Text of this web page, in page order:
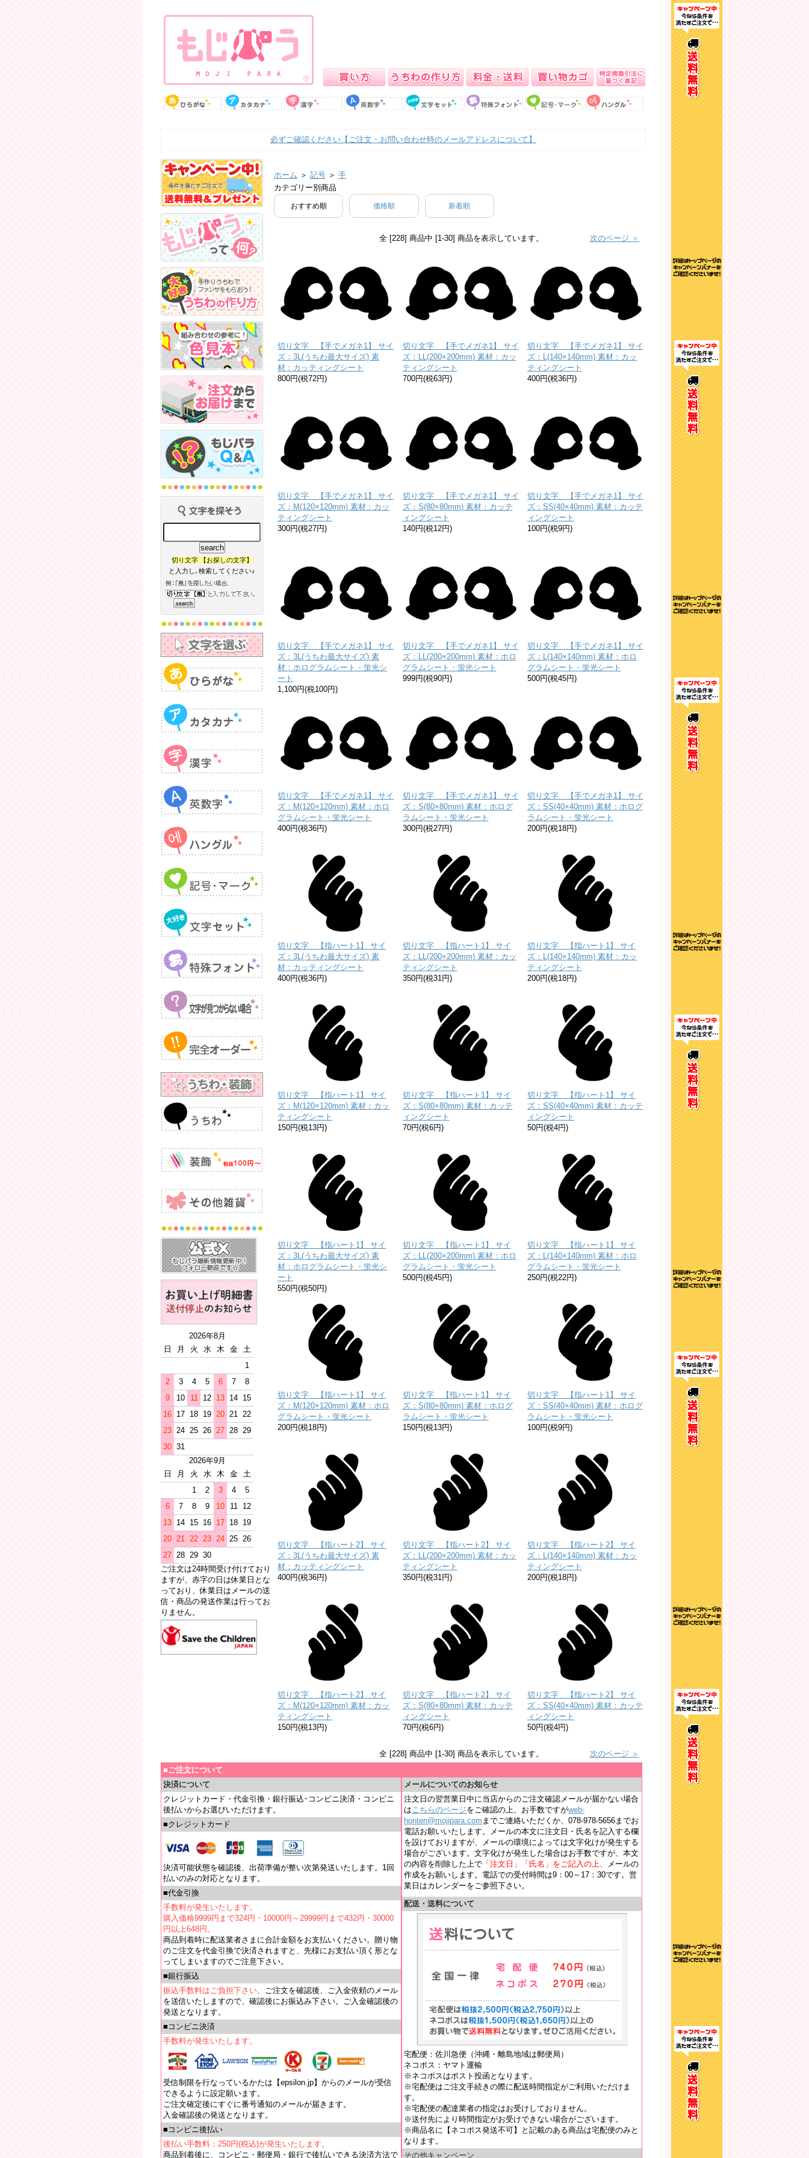
必ずご確認ください【ご注文・お問い合わせ時のメールアドレスについて】
切り文字 【お探しの文字】
と入力し､検索してください♪
2026年8月
日
月 火 水 木 金
土
1
2
3 4 5 6 7
8
9
10 11 12 13 14 15
16 17 18 19 20 21 22
23 24 25 26 27 28 29
30 31
2026年9月
日
月 火 水 木 金
土
1
2 3 4
5
6
7 8 9 10 11
12
13 14 15 16 17 18 19
20 21 22 23 24 25 26
27 28 29 30
ご注文は24時間受け付けており
ますが、赤字の日は休業日とな
っており、休業日はメールの送
信・商品の発送作業は行ってお
りません。
ホーム ＞ 記号 ＞ 手
カテゴリー別商品
おすすめ順 価格順 新着順
全 [228] 商品中 [1-30] 商品を表示しています。 次のページ ＞
切り文字 【手でメガネ1】 サイ
ズ：3L(うちわ最大サイズ) 素
材：カッティングシート
800円(税72円)
切り文字 【手でメガネ1】 サイ
ズ：LL(200×200mm) 素材：カッ
ティングシート
700円(税63円)
切り文字 【手でメガネ1】 サイ
ズ：L(140×140mm) 素材：カッ
ティングシート
400円(税36円)
切り文字 【手でメガネ1】 サイ
ズ：M(120×120mm) 素材：カッ
ティングシート
300円(税27円)
切り文字 【手でメガネ1】 サイ
ズ：S(80×80mm) 素材：カッテ
ィングシート
140円(税12円)
切り文字 【手でメガネ1】 サイ
ズ：SS(40×40mm) 素材：カッテ
ィングシート
100円(税9円)
切り文字 【手でメガネ1】 サイ
ズ：3L(うちわ最大サイズ) 素
材：ホログラムシート・蛍光シ
ート
1,100円(税100円)
切り文字 【手でメガネ1】 サイ
ズ：LL(200×200mm) 素材：ホロ
グラムシート・蛍光シート
999円(税90円)
切り文字 【手でメガネ1】 サイ
ズ：L(140×140mm) 素材：ホロ
グラムシート・蛍光シート
500円(税45円)
切り文字 【手でメガネ1】 サイ
ズ：M(120×120mm) 素材：ホロ
グラムシート・蛍光シート
400円(税36円)
切り文字 【手でメガネ1】 サイ
ズ：S(80×80mm) 素材：ホログ
ラムシート・蛍光シート
300円(税27円)
切り文字 【手でメガネ1】 サイ
ズ：SS(40×40mm) 素材：ホログ
ラムシート・蛍光シート
200円(税18円)
切り文字 【指ハート1】 サイ
ズ：3L(うちわ最大サイズ) 素
材：カッティングシート
400円(税36円)
切り文字 【指ハート1】 サイ
ズ：LL(200×200mm) 素材：カッ
ティングシート
350円(税31円)
切り文字 【指ハート1】 サイ
ズ：L(140×140mm) 素材：カッ
ティングシート
200円(税18円)
切り文字 【指ハート1】 サイ
ズ：M(120×120mm) 素材：カッ
ティングシート
150円(税13円)
切り文字 【指ハート1】 サイ
ズ：S(80×80mm) 素材：カッテ
ィングシート
70円(税6円)
切り文字 【指ハート1】 サイ
ズ：SS(40×40mm) 素材：カッテ
ィングシート
50円(税4円)
切り文字 【指ハート1】 サイ
ズ：3L(うちわ最大サイズ) 素
材：ホログラムシート・蛍光シ
ート
550円(税50円)
切り文字 【指ハート1】 サイ
ズ：LL(200×200mm) 素材：ホロ
グラムシート・蛍光シート
500円(税45円)
切り文字 【指ハート1】 サイ
ズ：L(140×140mm) 素材：ホロ
グラムシート・蛍光シート
250円(税22円)
切り文字 【指ハート1】 サイ
ズ：M(120×120mm) 素材：ホロ
グラムシート・蛍光シート
200円(税18円)
切り文字 【指ハート1】 サイ
ズ：S(80×80mm) 素材：ホログ
ラムシート・蛍光シート
150円(税13円)
切り文字 【指ハート1】 サイ
ズ：SS(40×40mm) 素材：ホログ
ラムシート・蛍光シート
100円(税9円)
切り文字 【指ハート2】 サイ
ズ：3L(うちわ最大サイズ) 素
材：カッティングシート
400円(税36円)
切り文字 【指ハート2】 サイ
ズ：LL(200×200mm) 素材：カッ
ティングシート
350円(税31円)
切り文字 【指ハート2】 サイ
ズ：L(140×140mm) 素材：カッ
ティングシート
200円(税18円)
切り文字 【指ハート2】 サイ
ズ：M(120×120mm) 素材：カッ
ティングシート
150円(税13円)
切り文字 【指ハート2】 サイ
ズ：S(80×80mm) 素材：カッテ
ィングシート
70円(税6円)
切り文字 【指ハート2】 サイ
ズ：SS(40×40mm) 素材：カッテ
ィングシート
50円(税4円)
全 [228] 商品中 [1-30] 商品を表示しています。
次のページ ＞
■ご注文について
決済について
クレジットカード・代金引換・銀行振込･コンビニ決済・コンビニ
後払いからお選びいただけます。
■クレジットカード
決済可能状態を確認後、出荷準備が整い次第発送いたします。1回
払いのみの対応となります。
■代金引換
手数料が発生いたします。
購入価格9999円まで324円・10000円～29999円まで432円・30000
円以上648円。
商品到着時に配送業者さまに合計金額をお支払いください。贈り物
のご注文を代金引換で決済されますと、先様にお支払い頂く形とな
ってしまいますのでご注意下さい。
■銀行振込
振込手数料はご負担下さい。 ご注文を確認後、ご入金依頼のメール
を送信いたしますので、確認後にお振込み下さい。ご入金確認後の
発送となります。
■コンビニ決済
手数料が発生いたします。
受信制限を行なっているかたは【epsilon.jp】からのメールが受信
できるように設定願います。
ご注文確定後にすぐに番号通知のメールが届きます。
入金確認後の発送となります。
■コンビニ後払い
後払い手数料：250円(税込)が発生いたします。
商品到着後に、コンビニ・郵便局・銀行で後払いできる決済方法で
メールについてのお知らせ
注文日の翌営業日中に当店からのご注文確認メールが届かない場合
はこちらのページをご確認の上、お手数ですがweb-
honten@mojipara.com までご連絡いただくか、078-978-5656までお
電話お願いいたします。メールの本文に注文日・氏名を記入する欄
を設けておりますが、メールの環境によっては文字化けが発生する
場合がございます。文字化けが発生した場合はお手数ですが、本文
の内容を削除した上で 「注文日」「氏名」をご記入の上、
メールの
作成をお願いします。電話での受付時間は9：00～17：30です。営
業日はカレンダーをご参照下さい。
配送・送料について
宅配便：佐川急便（沖縄・離島地域は郵便局）
ネコポス：ヤマト運輸
※ネコポスはポスト投函となります。
※宅配便はご注文手続きの際に配送時間指定がご利用いただけま
す。
※宅配便の配達業者の指定はお受けしておりません。
※送付先により時間指定がお受けできない場合がございます。
※商品名に【ネコポス発送不可】と記載のある商品は宅配便のみと
なります。
その他キャンペーン